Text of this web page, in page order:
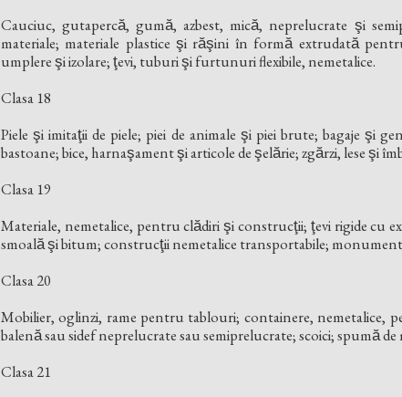
Cauciuc, gutapercă, gumă, azbest, mică, neprelucrate şi
materiale; materiale plastice şi răşini în formă extrudată
umplere şi izolare; ţevi, tuburi şi furtunuri flexibile, nemetalice.
Clasa 18
Piele şi imitaţii de piele; piei de animale şi piei brute; bagaje şi
bastoane; bice, harnaşament şi articole de şelărie; zgărzi, lese şi
Clasa 19
Materiale, nemetalice, pentru clădiri şi construcţii; ţevi rigide cu
smoală şi bitum; construcţii nemetalice transportabile;
Clasa 20
Mobilier, oglinzi, rame pentru tablouri; containere, nemetalice,
balenă sau sidef neprelucrate sau semiprelucrate; scoici; spumă de
Clasa 21